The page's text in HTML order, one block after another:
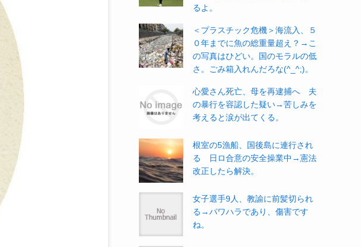
るよ。
＜プラスチック危機＞海流入、５
０年までに魚の総重量超え？→こ
の写真はひどい。国のモラルの低
さ。ごみ箱入れんだろな(^_^;)。
心愛さん死亡、母を再逮捕へ 夫
の暴行を容認した疑い→苦しみを
考えると涙が出てくる。
根室の5漁船、国後島に連行され
る 日ロ合意の安全操業中→憲法
改正したら解決。
女子選手9人、教諭に前髪切られ
る→パワハラであり、傷害です
ね。